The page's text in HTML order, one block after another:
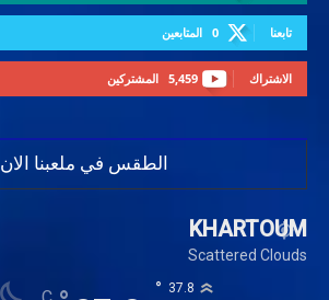
0 المتابعين تابعنا
5,459 المشتركين الاشتراك
الطقس في ملعبنا الان
KHARTOUM
Scattered Clouds
37.8
°